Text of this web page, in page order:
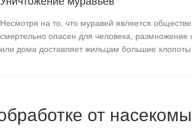
Несмотря на то, что муравей является
смертельно опасен для человека, размножение
или дома доставляет жильцам большие хлопоты
от